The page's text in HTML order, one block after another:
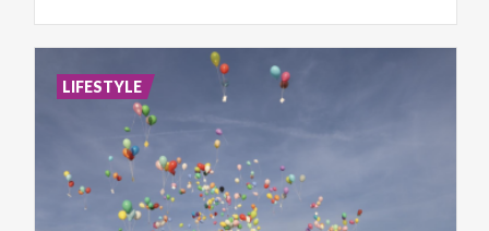
LIFESTYLE